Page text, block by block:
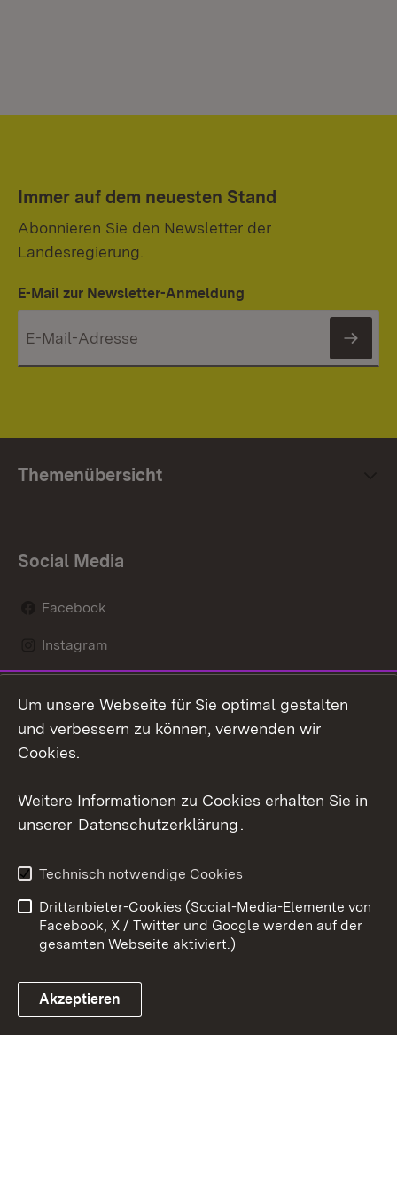
Immer auf dem neuesten Stand
Abonnieren Sie den Newsletter der
Landesregierung.
E-Mail zur Newsletter-Anmeldung
Themenübersicht
Social Media
Facebook
Instagram
Mastodon
Youtube
Link zum Landesportal
Kontakt
Datenschutz
Barrierefreiheit
Impressum Cookies
Um unsere Webseite für Sie optimal gestalten
und verbessern zu können, verwenden wir
Cookies.
Weitere Informationen zu Cookies erhalten Sie in
unserer Datenschutzerklärung.
Technisch notwendige Cookies
Drittanbieter-Cookies (Social-Media-Elemente von
Facebook, X / Twitter und Google werden auf der
gesamten Webseite aktiviert.)
Akzeptieren